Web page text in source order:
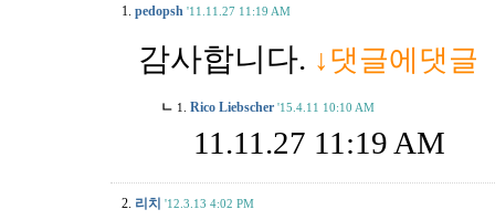
1. pedopsh '11.11.27 11:19 AM
감사합니다. ↓댓글에댓글
ㄴ 1. Rico Liebscher '15.4.11 10:10 AM
11.11.27 11:19 AM
2. 리치 '12.3.13 4:02 PM